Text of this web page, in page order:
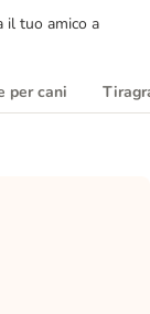
il tuo amico a
per cani